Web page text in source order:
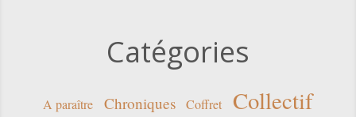
Catégories
A paraître Chroniques Coffret
Collectif